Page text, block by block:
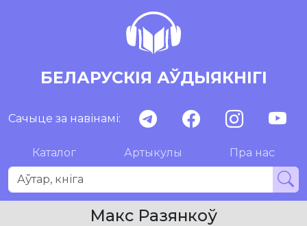
БЕЛАРУСКІЯ АЎДЫЯКНІГІ
Сачыце за навінамі:
Каталог Артыкулы Пра нас
Макс Разянкоў